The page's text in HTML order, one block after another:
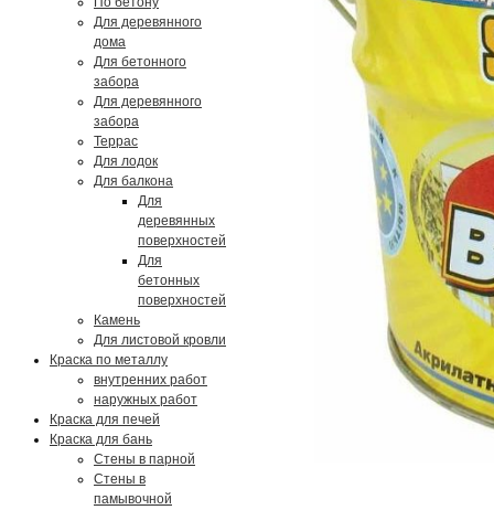
Для деревянного
дома
Для бетонного
забора
Для деревянного
забора
Террас
Для лодок
Для балкона
Для
деревянных
поверхностей
Для
бетонных
поверхностей
Камень
Для листовой кровли
Краска по металлу
внутренних работ
наружных работ
Краска для печей
Краска для бань
Стены в парной
Стены в
памывочной